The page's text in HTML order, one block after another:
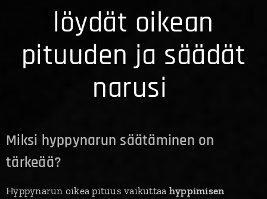
löydät oikean
pituuden ja säädät
narusi
Miksi hyppynarun säätäminen on
tärkeää?
Hyppynarun oikea pituus vaikuttaa hyppimisen